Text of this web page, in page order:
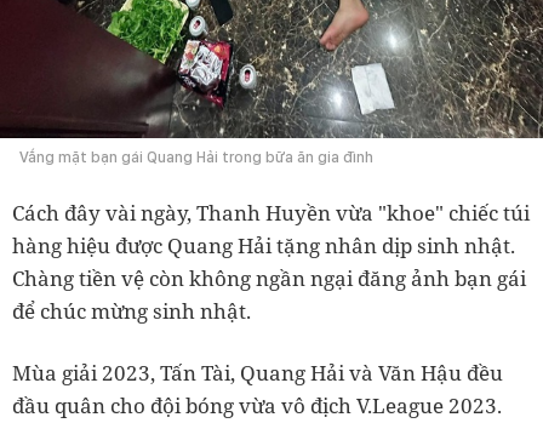
Vắng mặt bạn gái Quang Hải trong bữa ăn gia đình
Cách đây vài ngày, Thanh Huyền vừa "khoe" chiếc túi
hàng hiệu được Quang Hải tặng nhân dịp sinh nhật.
Chàng tiền vệ còn không ngần ngại đăng ảnh bạn gái
để chúc mừng sinh nhật.
Mùa giải 2023, Tấn Tài, Quang Hải và Văn Hậu đều
đầu quân cho đội bóng vừa vô địch V.League 2023.